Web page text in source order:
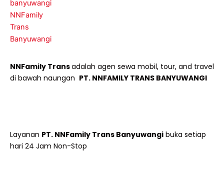
NNFamily Transadalah agen sewa mobil, tour, and travel
di bawah naungan PT. NNFAMILY TRANS BANYUWANGI
Layanan PT. NNFamily Trans Banyuwangi buka setiap
hari 24 Jam Non-Stop